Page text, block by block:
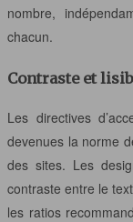
nombre,
chacun.
Contraste et
Les directives
devenues la norme
des sites. Les
contraste entre le
les ratios